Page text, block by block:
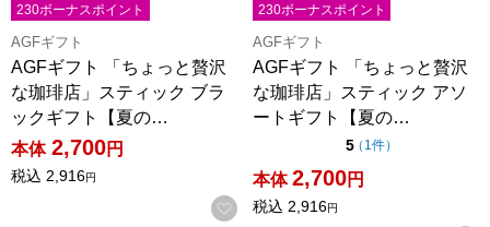
230ボーナスポイント
AGFギフト
AGFギフト 「ちょっと贅沢
な珈琲店」スティック ブラ
ックギフト【夏の…
本体 2,700円
税込 2,916円
お気に入りに登録する
230ボーナスポイント
AGFギフト
AGFギフト 「ちょっと贅沢
な珈琲店」スティック アソ
ートギフト【夏の…
5点（5点満点中）
（ 1件の評価
）
本体 2,700円
税込 2,916円